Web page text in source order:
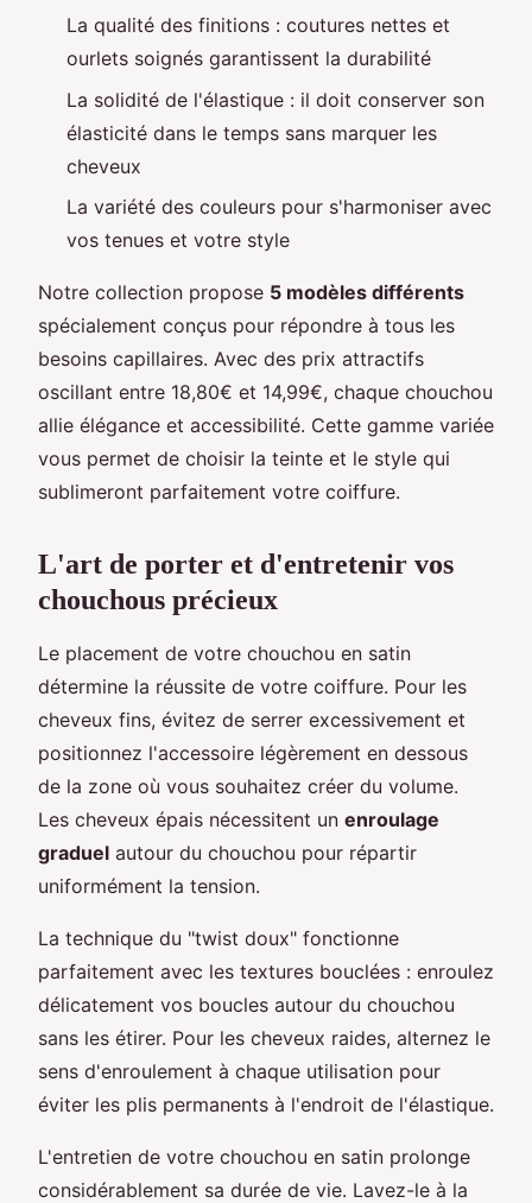
La qualité des finitions : coutures nettes et
ourlets soignés garantissent la durabilité
La solidité de l'élastique : il doit conserver son
élasticité dans le temps sans marquer les
cheveux
La variété des couleurs pour s'harmoniser avec
vos tenues et votre style
Notre collection propose 5 modèles différents
spécialement conçus pour répondre à tous les
besoins capillaires. Avec des prix attractifs
oscillant entre 18,80€ et 14,99€, chaque chouchou
allie élégance et accessibilité. Cette gamme variée
vous permet de choisir la teinte et le style qui
sublimeront parfaitement votre coiffure.
L'art de porter et d'entretenir vos
chouchous précieux
Le placement de votre chouchou en satin
détermine la réussite de votre coiffure. Pour les
cheveux fins, évitez de serrer excessivement et
positionnez l'accessoire légèrement en dessous
de la zone où vous souhaitez créer du volume.
Les cheveux épais nécessitent un enroulage
graduel autour du chouchou pour répartir
uniformément la tension.
La technique du "twist doux" fonctionne
parfaitement avec les textures bouclées : enroulez
délicatement vos boucles autour du chouchou
sans les étirer. Pour les cheveux raides, alternez le
sens d'enroulement à chaque utilisation pour
éviter les plis permanents à l'endroit de l'élastique.
L'entretien de votre chouchou en satin prolonge
considérablement sa durée de vie. Lavez-le à la